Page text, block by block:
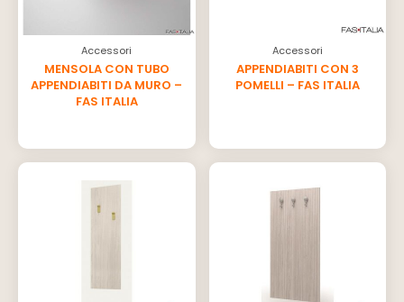
Accessori
MENSOLA CON TUBO
APPENDIABITI DA MURO –
FAS ITALIA
Accessori
APPENDIABITI CON 3
POMELLI – FAS ITALIA